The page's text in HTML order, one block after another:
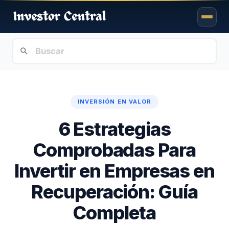
INVERSIÓN EN VALOR
6 Estrategias
Comprobadas Para
Invertir en Empresas en
Recuperación: Guía
Completa